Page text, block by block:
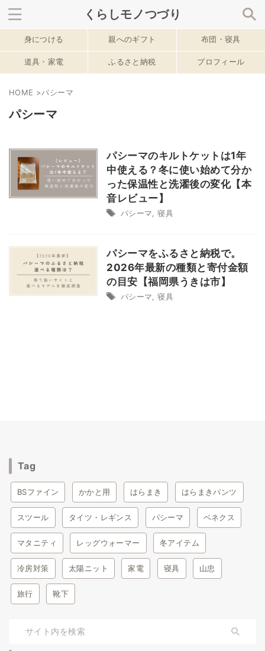
くらしモノつづり
サイト内を検索
春のおすすめ記事
マタニティ
太陽ニット 寝具
靴下
=楽天roomでアイテムをまとめています=
身につける 親へのギフト 布団・寝具
道具・家電 ふるさと納税 プロフィール
HOME >パシーマ
パシーマ
パシーマのキルトケットは1年
中使える？冬に使い始めて分か
った保温性と洗濯後の変化【本
音レビュー】
パシーマ ,寝具
パシーマをふるさと納税で。
2026年最新の種類と寄付金額
の目安【福岡県うきは市】
パシーマ ,寝具
Tag
BSファイン かかと用 はらまき はらまきパンツ
スツール タイツ・レギンス パシーマ ベネクス
マタニティ レッグウォーマー 冬アイテム
冷房対策 太陽ニット 家電 寝具 山忠
旅行 靴下